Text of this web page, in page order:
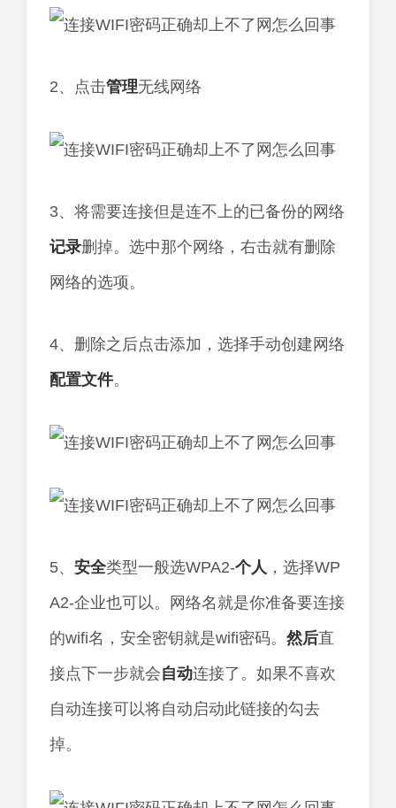
2、点击管理无线网络
3、将需要连接但是连不上的已备份的网络
记录删掉。选中那个网络，右击就有删除
网络的选项。
4、删除之后点击添加，选择手动创建网络
配置文件。
5、 安全类型一般选WPA2-个人 ，选择WP
A2-企业也可以。网络名就是你准备要连接
的wifi名，安全密钥就是wifi密码。 然后直
接点下一步就会自动连接了。如果不喜欢
自动连接可以将自动启动此链接的勾去
掉。